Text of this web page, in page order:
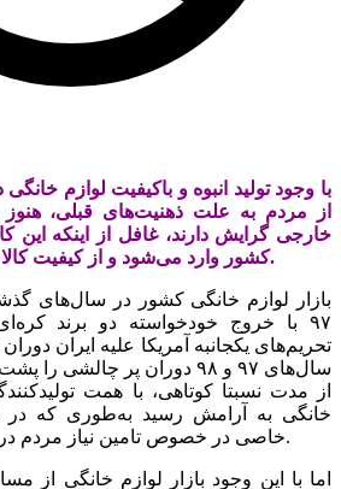
با وجود تولید انبوه و باکیفیت لوازم
از مردم به علت ذهنیت‌های قبلی،
خارجی گرایش دارند، غافل از اینکه این
کشور وارد می‌شود و از کیفیت کالای اصلی برخوردار نیست.
بازار لوازم خانگی کشور در سال‌های
۹۷ با خروج خودخواسته دو برند
تحریم‌های یکجانبه آمریکا علیه ایران
سال‌های ۹۷ و ۹۸ دوران پر
از مدت نسبتا کوتاهی، با همت
خانگی به آرامش رسید به‌طوری که
خاصی در خصوص تامین نیاز مردم در این حوزه محسوس نبود.